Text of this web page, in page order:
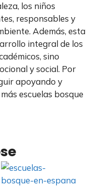
los niños
responsables y
Además, esta
integral de los
sino
y social. Por
apoyando y
escuelas bosque